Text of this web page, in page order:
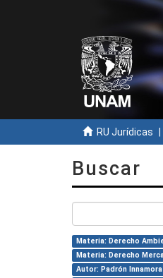
RU Jurídicas
Buscar
Materia: Derecho
Materia: Derecho
Autor: Padrón